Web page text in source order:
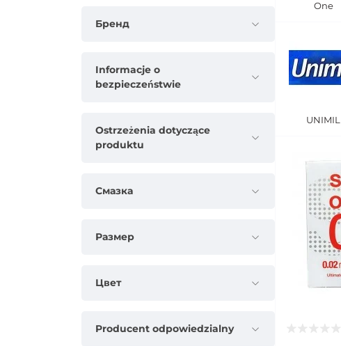
Бренд
Informacje o
bezpieczeństwie
Ostrzeżenia dotyczące
produktu
Смазка
Размер
Цвет
Producent odpowiedzialny
One
UNIMIL